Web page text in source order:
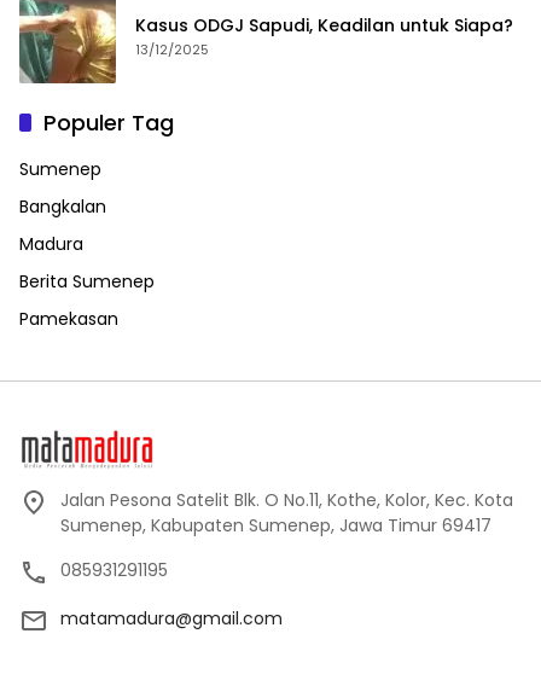
Kasus ODGJ Sapudi, Keadilan untuk Siapa?
13/12/2025
Populer Tag
Sumenep
Bangkalan
Madura
Berita Sumenep
Pamekasan
Jalan Pesona Satelit Blk. O No.11, Kothe, Kolor, Kec. Kota
Sumenep, Kabupaten Sumenep, Jawa Timur 69417
085931291195
matamadura@gmail.com